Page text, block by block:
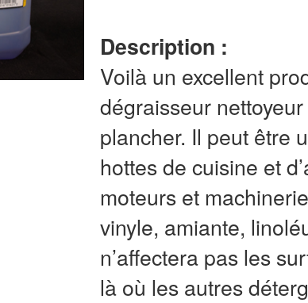
Description :
Voilà un excellent
dégraisseur
plancher. Il peut être
hottes de cuisine et
moteurs et
vinyle, amiante,
n’affectera pas les
là où les autres